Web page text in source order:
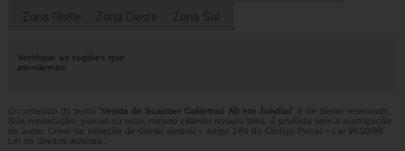
Zona Norte Zona Oeste Zona Sul
Verifique as regiões que
atendemos
O conteúdo do texto " Venda de Scanner Colortrac A0 em Jundiaí" é de direito reservado.
Sua reprodução, parcial ou total, mesmo citando nossos links, é proibida sem a autorização
do autor. Crime de violação de direito autoral – artigo 184 do Código Penal – Lei 9610/98 -
Lei de direitos autorais .